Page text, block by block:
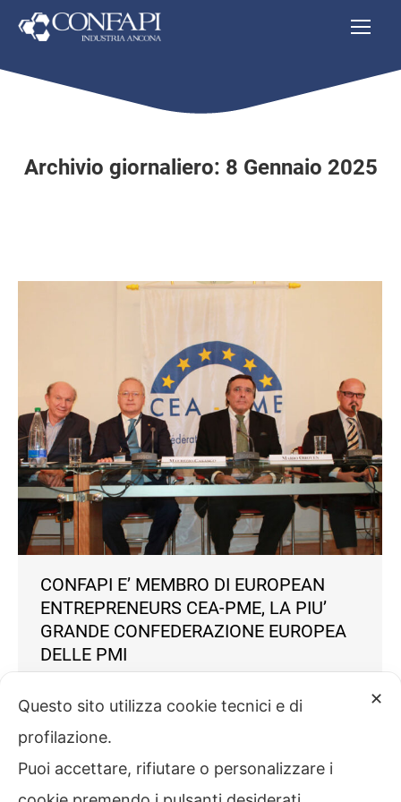
Archivio giornaliero: 8 Gennaio 2025
CONFAPI E’ MEMBRO DI EUROPEAN
ENTREPRENEURS CEA-PME, LA PIU’
GRANDE CONFEDERAZIONE EUROPEA
DELLE PMI
News DiConfapi 8 Gennaio 2025
European Entrepreneurs CEA-PME (Confédération
Moyennes Entreprises) è la più grande
confederazione europea di piccole e medie
✕
Questo sito utilizza cookie tecnici e di
profilazione.
Puoi accettare, rifiutare o personalizzare i